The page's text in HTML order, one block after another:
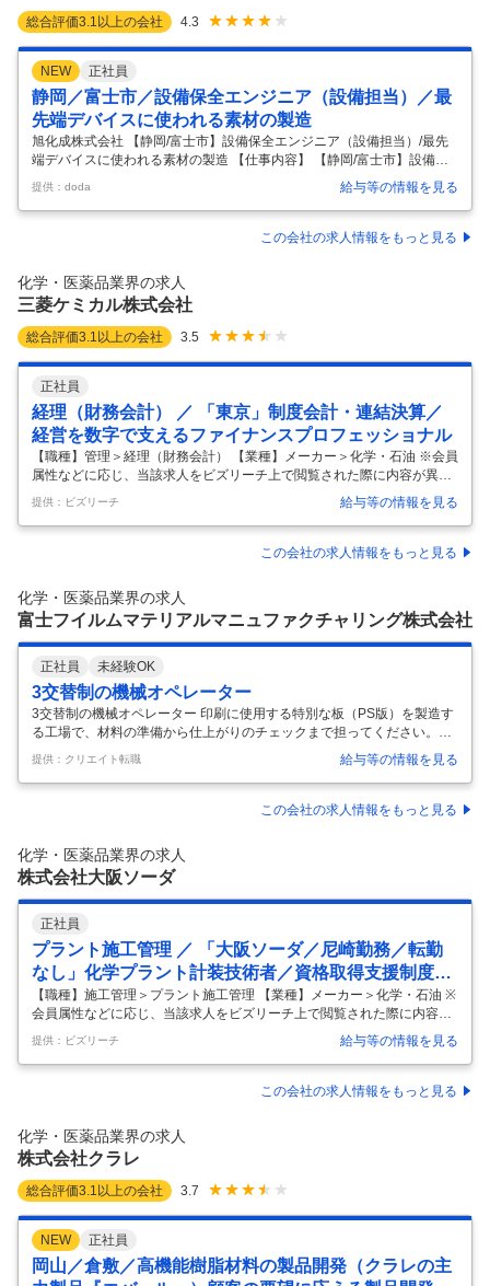
総合評価3.1 以上の会社 4.3
NEW 正社員
静岡／富士市／設備保全エンジニア（設備担当）／最
先端デバイスに使われる素材の製造
旭化成株式会社 【静岡/富士市】設備保全エンジニア（設備担当）/最先
端デバイスに使われる素材の製造 【仕事内容】 【静岡/富士市】設備保
全エンジニア（設備担当）/最先端デバイスに使われる素材の製造 【具体
的な仕事内容】 ～業界未経験/U・Iターン歓迎/日本を代表する総合化学
メーカー/キャリア入社者多数/転勤無/福利厚生充実/教育体制充実～ ■業
務概要： 製造部門における設備保全担当として、当社の生産能力増強と
備トラブル発生時の初期対応、原因究明、復旧対応、再発防
提供：doda 給与等の情報を見る
この会社の求人情報をもっと見る
化学・医薬品業界の求人
三菱ケミカル株式会社
総合評価3.1 以上の会社 3.5
正社員
経理（財務会計） ／ 「東京」制度会計・連結決算／
経営を数字で支えるファイナンスプロフェッショナル
【職種】管理＞経理（財務会計） 【業種】メーカー＞化学・石油 ※会員
属性などに応じ、当該求人をビズリーチ上で閲覧された際に内容が異な
る場合があります 当社グループの経理財務本部 制度会計部は、上場企業
としての決算・開示業務を担うとともに、グループ全体の事業活動を適
切に「数字」という形で社会へ発信する役割を担っています。 三菱ケミ
カルグループ・三菱ケミカルの制度会計関連業務を担当いただきます。
討 等） また、単なる決算・開示業務に留まらず、新たな会計基準への対
応…
提供：ビズリーチ 給与等の情報を見る
この会社の求人情報をもっと見る
化学・医薬品業界の求人
富士フイルムマテリアルマニュファクチャリング株式会社
正社員 未経験OK
3交替制の機械オペレーター
3交替制の機械オペレーター 印刷に使用する特別な板（PS版）を製造す
る工場で、材料の準備から仕上がりのチェックまで担ってください。ベ
テランスタッフがマンツーマンであなたを丁寧に指導しますので、未経
験者も安心してスタートできますよ！ ＼具体的な業務内容／ ◇材料の準
備 ┗製造ラインで使用する薬品を計量して準備します。 ◇機械操作 ┗
機械のオペレーション業務やサポートをします。 ◇仕上がりのチェック
＞ ・働くなら、大手の安定企業を選びたい ・プライベートの時間も大
提供：クリエイト転職 給与等の情報を見る
この会社の求人情報をもっと見る
化学・医薬品業界の求人
株式会社大阪ソーダ
正社員
プラント施工管理 ／ 「大阪ソーダ／尼崎勤務／転勤
なし」化学プラント計装技術者／資格取得支援制度あ
り
【職種】施工管理＞プラント施工管理 【業種】メーカー＞化学・石油 ※
会員属性などに応じ、当該求人をビズリーチ上で閲覧された際に内容が
異なる場合があります ■業務概要： 尼崎工場における計装設備の安定稼
働を支える仕事です。 本ポジションでは、工場内の計装設備の保全業務
を中心に、設備更新や増産に伴う計装工事の設計・施工管理まで幅広く
担当いただきます。計装設備が安全に、そして正確に稼働し続けるため
トで使用される、流量・圧力・温度などを測る各種計装機器の保全、整
備や、設…
提供：ビズリーチ 給与等の情報を見る
この会社の求人情報をもっと見る
化学・医薬品業界の求人
株式会社クラレ
総合評価3.1 以上の会社 3.7
NEW 正社員
岡山／倉敷／高機能樹脂材料の製品開発（クラレの主